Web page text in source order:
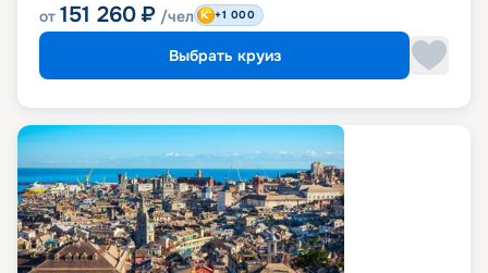
от 151 260 ₽ /чел +1 000
Выбрать круиз